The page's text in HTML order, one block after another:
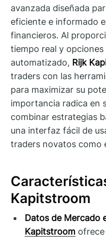
avanzada diseñada
eficiente e informado
financieros. Al
tiempo real y
automatizado, Rijk
traders con las
para maximizar su
importancia radica en
combinar estrategias
una interfaz fácil de
traders novatos como
Kapitstroom
Datos de Mercado
Kapitstroom